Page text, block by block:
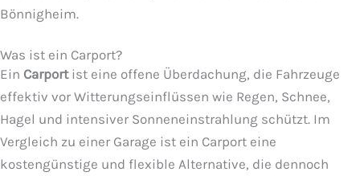
Bönnigheim.
Was ist ein Carport?
Ein Carportist eine offene Überdachung, die Fahrzeuge
effektiv vor Witterungseinflüssen wie Regen, Schnee,
Hagel und intensiver Sonneneinstrahlung schützt. Im
Vergleich zu einer Garage ist ein Carport eine
kostengünstige und flexible Alternative, die dennoch